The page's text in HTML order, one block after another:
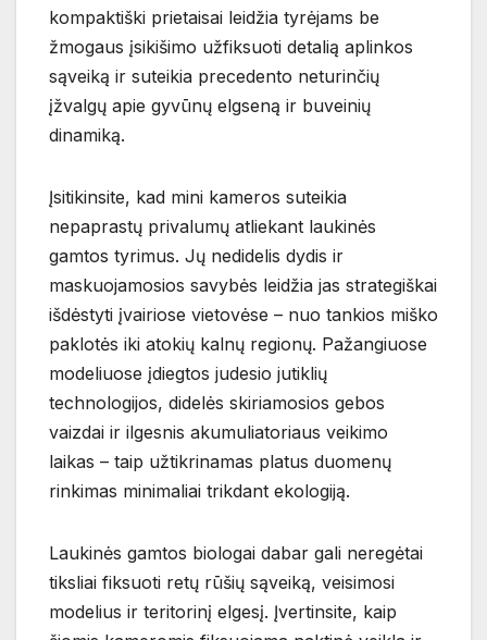
kompaktiški prietaisai leidžia tyrėjams be
žmogaus įsikišimo užfiksuoti detalią aplinkos
sąveiką ir suteikia precedento neturinčių
įžvalgų apie gyvūnų elgseną ir buveinių
dinamiką.
Įsitikinsite, kad mini kameros suteikia
nepaprastų privalumų atliekant laukinės
gamtos tyrimus. Jų nedidelis dydis ir
maskuojamosios savybės leidžia jas strategiškai
išdėstyti įvairiose vietovėse – nuo tankios miško
paklotės iki atokių kalnų regionų. Pažangiuose
modeliuose įdiegtos judesio jutiklių
technologijos, didelės skiriamosios gebos
vaizdai ir ilgesnis akumuliatoriaus veikimo
laikas – taip užtikrinamas platus duomenų
rinkimas minimaliai trikdant ekologiją.
Laukinės gamtos biologai dabar gali neregėtai
tiksliai fiksuoti retų rūšių sąveiką, veisimosi
modelius ir teritorinį elgesį. Įvertinsite, kaip